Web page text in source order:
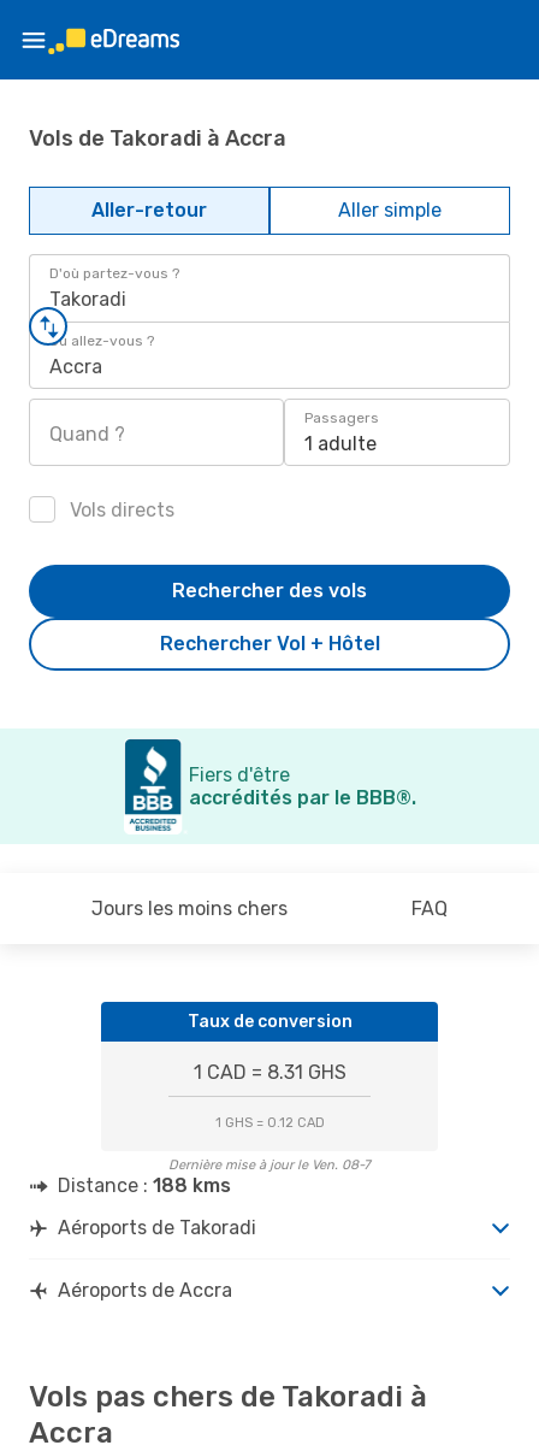
Vols de Takoradi à Accra
Aller-retour Aller simple
D'où partez-vous ?
Takoradi
Où allez-vous ?
Accra
Quand ?
Passagers
1 adulte
Vols directs
Rechercher Vol + Hôtel
Rechercher des vols
Fiers d'être
accrédités par le BBB®.
Jours les moins chers FAQ
Taux de conversion
1 CAD = 8.31 GHS
1 GHS = 0.12 CAD
Dernière mise à jour le Ven. 08-7
Distance : 188 kms
Aéroports de Takoradi
Aéroports de Accra
Vols pas chers de Takoradi à
Accra